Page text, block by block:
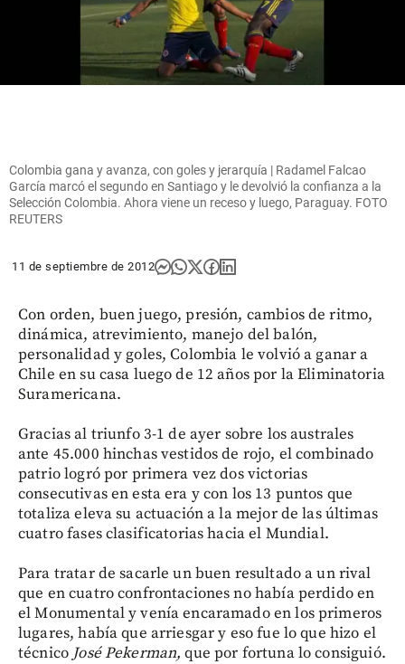
Colombia gana y avanza, con goles y jerarquía | Radamel Falcao
García marcó el segundo en Santiago y le devolvió la confianza a la
Selección Colombia. Ahora viene un receso y luego, Paraguay. FOTO
REUTERS
11 de septiembre de 2012
Con orden, buen juego, presión, cambios de ritmo,
dinámica, atrevimiento, manejo del balón,
personalidad y goles, Colombia le volvió a ganar a
Chile en su casa luego de 12 años por la Eliminatoria
Suramericana.
Gracias al triunfo 3-1 de ayer sobre los australes
ante 45.000 hinchas vestidos de rojo, el combinado
patrio logró por primera vez dos victorias
consecutivas en esta era y con los 13 puntos que
totaliza eleva su actuación a la mejor de las últimas
cuatro fases clasificatorias hacia el Mundial.
Para tratar de sacarle un buen resultado a un rival
que en cuatro confrontaciones no había perdido en
el Monumental y venía encaramado en los primeros
lugares, había que arriesgar y eso fue lo que hizo el
técnico José Pekerman, que por fortuna lo consiguió.